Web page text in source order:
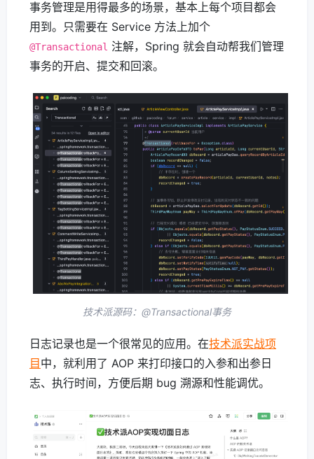
事务管理是用得最多的场景，基本上每个项目都会
用到。只需要在 Service 方法上加个
@Transactional 注解，Spring 就会自动帮我们管理
事务的开启、提交和回滚。
技术派源码：@Transactional事务
日志记录也是一个很常见的应用。在技术派实战项
目 中，就利用了 AOP 来打印接口的入参和出参日
志、执行时间，方便后期 bug 溯源和性能调优。